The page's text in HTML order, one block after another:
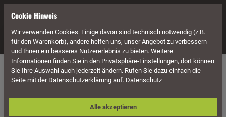
Navigation
Möbel Holz Möbel Holz Tische Holz Beistelltische
Cookie Hinweis
Wir verwenden Cookies. Einige davon sind technisch notwendig (z.B.
für den Warenkorb), andere helfen uns, unser Angebot zu verbessern
und Ihnen ein besseres Nutzererlebnis zu bieten. Weitere
Informationen finden Sie in den Privatsphäre-Einstellungen, dort können
Sie Ihre Auswahl auch jederzeit ändern. Rufen Sie dazu einfach die
Seite mit der Datenschutzerklärung auf. Datenschutz
Alle akzeptieren